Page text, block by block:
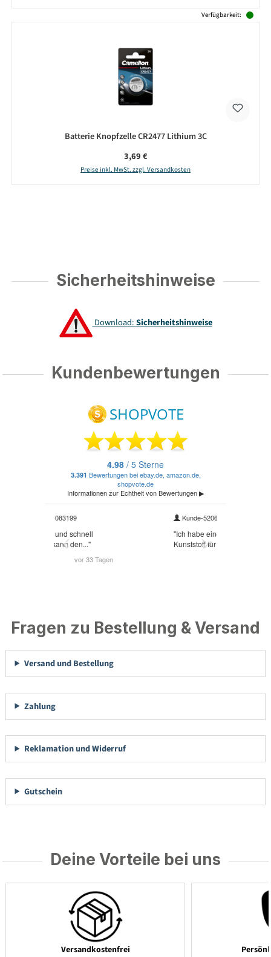
Verfügbarkeit:
Batterie Knopfzelle CR2477 Lithium 3C
Regulärer Preis:
3,69 €
Preise inkl. MwSt. zzgl. Versandkosten
Sicherheitshinweise
Download:Sicherheitshinweise
Kundenbewertungen
Fragen zu Bestellung & Versand
Versand und Bestellung
Zahlung
Reklamation und Widerruf
Gutschein
Deine Vorteile bei uns
Versandkostenfrei